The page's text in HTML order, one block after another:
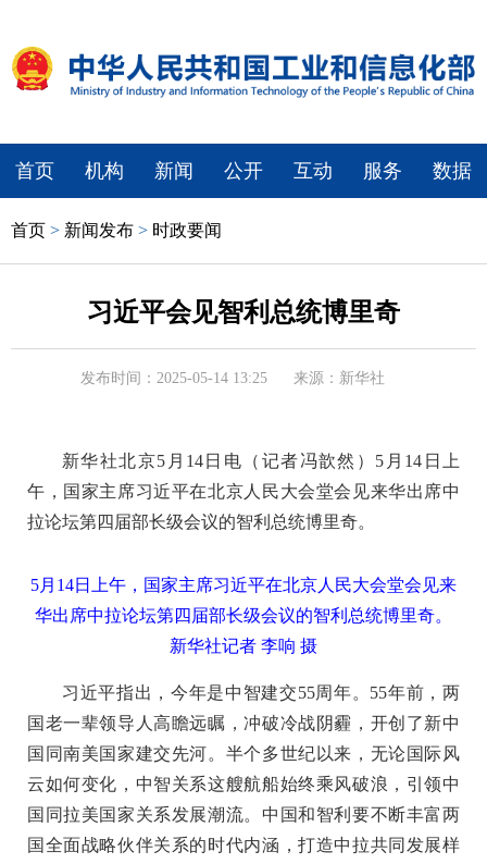
首页 机构 新闻 公开 互动 服务 数据
首页 > 新闻发布 > 时政要闻
习近平会见智利总统博里奇
发布时间：2025-05-14 13:25 来源：新华社
新华社北京5月14日电（记者冯歆然）5月14日上
午，国家主席习近平在北京人民大会堂会见来华出席中
拉论坛第四届部长级会议的智利总统博里奇。
5月14日上午，国家主席习近平在北京人民大会堂会见来
华出席中拉论坛第四届部长级会议的智利总统博里奇。
新华社记者 李响 摄
习近平指出，今年是中智建交55周年。55年前，两
国老一辈领导人高瞻远瞩，冲破冷战阴霾，开创了新中
国同南美国家建交先河。半个多世纪以来，无论国际风
云如何变化，中智关系这艘航船始终乘风破浪，引领中
国同拉美国家关系发展潮流。中国和智利要不断丰富两
国全面战略伙伴关系的时代内涵，打造中拉共同发展样